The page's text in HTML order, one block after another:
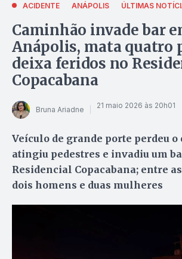
ACIDENTE ANÁPOLIS ÚLTIMAS
Caminhão invade bar
Anápolis, mata quatro
deixa feridos no
Copacabana
Bruna Ariadne 21 maio 2026 às 20h01
Veículo de grande porte perdeu o
atingiu pedestres e invadiu um
Residencial Copacabana; entre
dois homens e duas mulheres